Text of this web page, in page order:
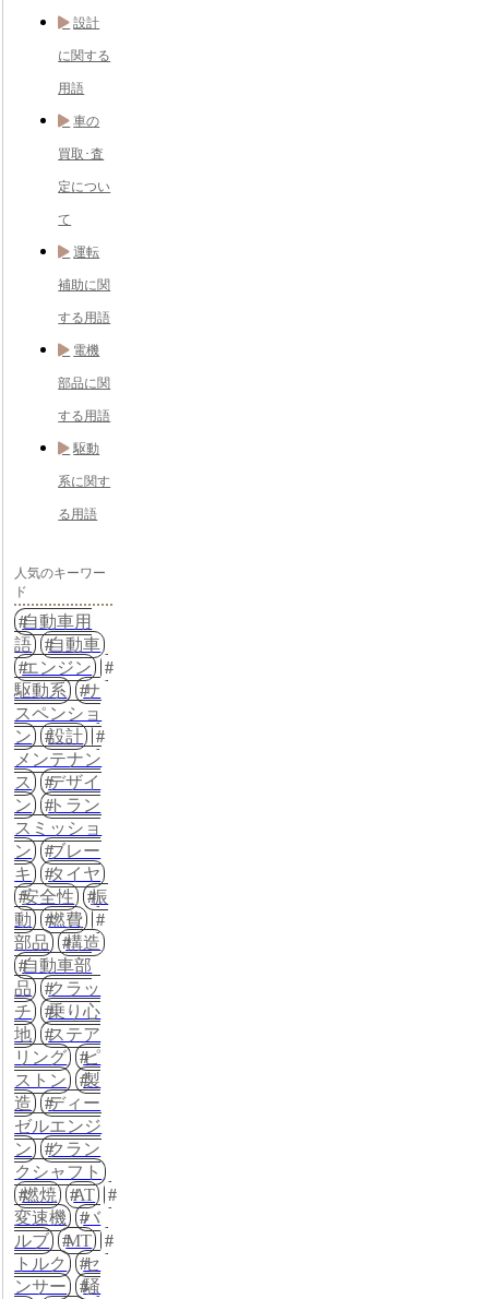
設計
に関する
用語
車の
買取･査
定につい
て
運転
補助に関
する用語
電機
部品に関
する用語
駆動
系に関す
る用語
人気のキーワー
ド
自動車用
語
自動車
エンジン
駆動系
サ
スペンショ
ン
設計
メンテナン
ス
デザイ
ン
トラン
スミッショ
ン
ブレー
キ
タイヤ
安全性
振
動
燃費
部品
構造
自動車部
品
クラッ
チ
乗り心
地
ステア
リング
ピ
ストン
製
造
ディー
ゼルエンジ
ン
クラン
クシャフト
燃焼
AT
変速機
バ
ルブ
MT
トルク
セ
ンサー
騒